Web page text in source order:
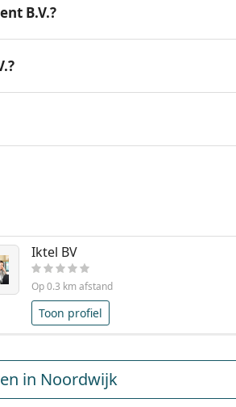
B.V.?
Iktel BV
Op 0.3 km afstand
Toon profiel
in Noordwijk